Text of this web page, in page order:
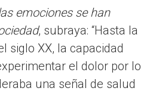
emociones se han
, subraya: “Hasta la
siglo XX, la capacidad
el dolor por lo
una señal de salud